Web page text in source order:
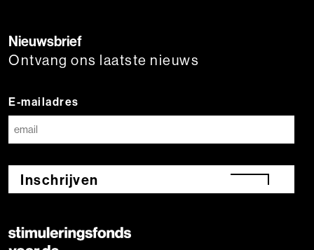
Nieuwsbrief
Ontvang ons laatste nieuws
E-mailadres
Inschrijven